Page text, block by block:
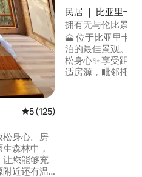
平均评分 5 分（满分 5 分），
5 (125)
松身心。房
森林中，
让您能够充
近还有温
民居 ｜ 比亚里卡
拥有无与伦比景观
🗻 位于比亚里卡
泊的最佳景观。
松身心✨ 享受距
适房源，毗邻托尔